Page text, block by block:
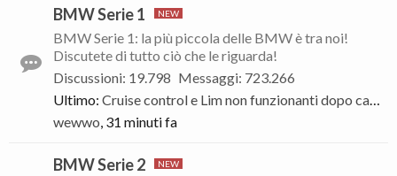
BMW Serie 1
BMW Serie 1: la più piccola delle BMW è tra noi!
Discutete di tutto ciò che le riguarda!
Discussioni: 19.798 Messaggi: 723.266
Ultimo: Cruise control e Lim non funzionanti dopo cambio volante.
wewwo, 31 minuti fa
BMW Serie 2